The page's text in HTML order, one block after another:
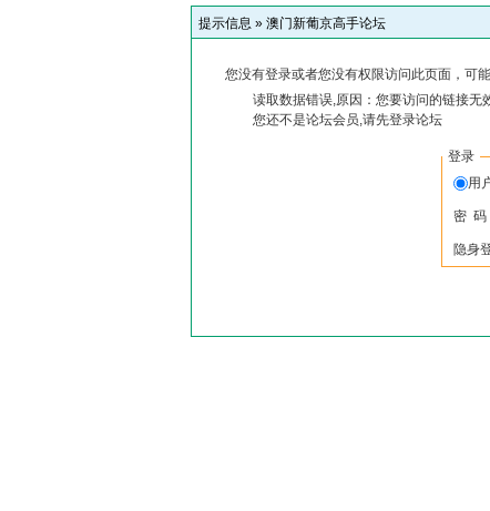
提示信息 » 澳门新葡京高手论坛
您没有登录或者您没有权限访问此页面，可
读取数据错误,原因：您要访问的链接无
您还不是论坛会员,请先登录论坛
登录
用
密 码
隐身